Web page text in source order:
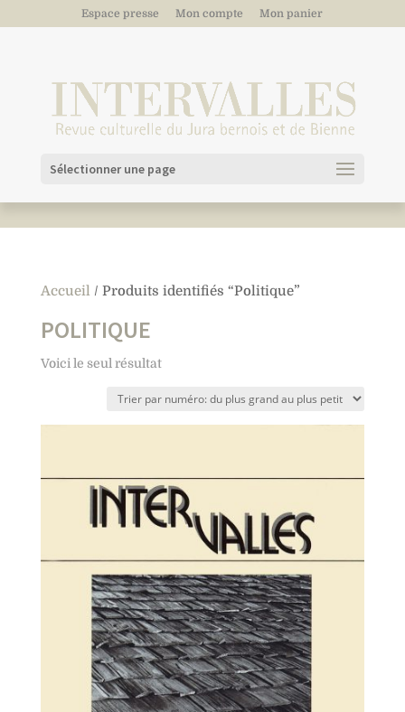
Espace presse Mon compte Mon panier
Sélectionner une page
Accueil/ Produits identifiés “Politique”
POLITIQUE
Voici le seul résultat